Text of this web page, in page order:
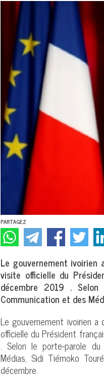
PARTAGEZ
Le gouvernement ivoirien
visite officielle du
décembre 2019 .
Communication et des
Le gouvernement ivoirien a
officielle du Président
. Selon le porte-parole
Médias, Sidi Tiémoko
décembre.